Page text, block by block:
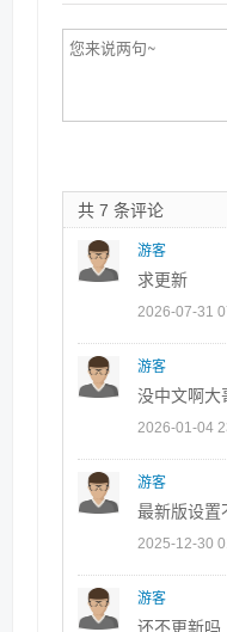
共 7 条评论
游客
求更新
2026-07-31
游客
没中文啊大
2026-01-04
游客
最新版设置
2025-12-30
游客
还不更新吗